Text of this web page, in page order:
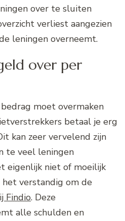
over te sluiten
verliest aangezien
leningen overneemt.
over per
moet overmaken
betaal je erg
kan zeer vervelend zijn
te veel leningen
eigenlijk niet of moeilijk
het verstandig om de
Findio. Deze
alle schulden en